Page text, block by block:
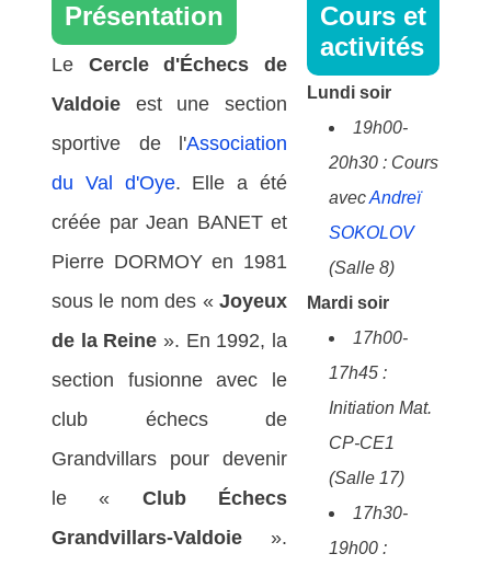
Présentation
Le Cercle d'Échecs de
Valdoie est une section
sportive de l'Association
du Val d'Oye. Elle a été
créée par Jean BANET et
Pierre DORMOY en 1981
sous le nom des « Joyeux
de la Reine ». En 1992, la
section fusionne avec le
club échecs de
Grandvillars pour devenir
le « Club Échecs
Grandvillars-Valdoie ».
Cours et
activités
Lundi soir
19h00-
20h30 : Cours
avecAndreï
SOKOLOV
(Salle 8)
Mardi soir
17h00-
17h45 :
Initiation Mat.
CP-CE1
(Salle 17)
17h30-
19h00 :